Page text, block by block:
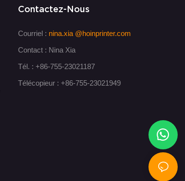
Contactez-Nous
Courriel : nina.xia @hoinprinter.com
Contact : Nina Xia
Tél. : +86-755-23021187
Télécopieur : +86-755-23021949